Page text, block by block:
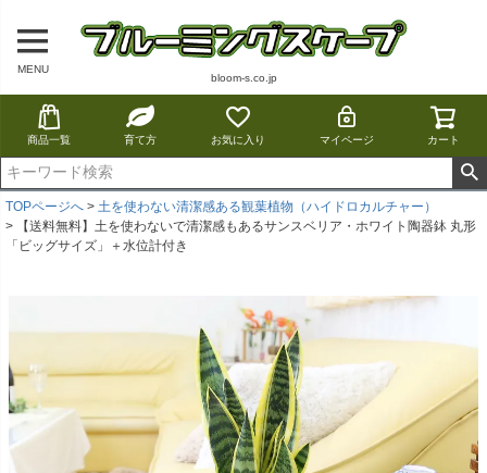
MENU
bloom-s.co.jp
商品一覧 育て方 お気に入り マイページ カート
TOPページへ
土を使わない清潔感ある観葉植物（ハイドロカルチャー）
【送料無料】土を使わないで清潔感もあるサンスベリア・ホワイト陶器鉢 丸形
「ビッグサイズ」＋水位計付き